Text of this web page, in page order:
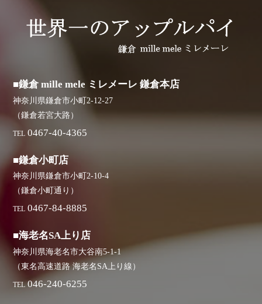
■鎌倉 mille mele ミレメーレ 鎌倉本店
神奈川県鎌倉市小町2-12-27
（鎌倉若宮大路）
TEL 0467-40-4365
■鎌倉小町店
神奈川県鎌倉市小町2-10-4
（鎌倉小町通り）
TEL 0467-84-8885
■海老名SA上り店
神奈川県海老名市大谷南5-1-1
（東名高速道路 海老名SA上り線）
TEL 046-240-6255